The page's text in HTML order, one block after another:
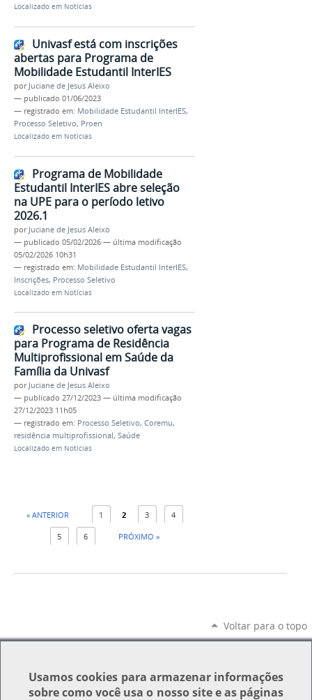
Localizado em Notícias
Univasf está com inscrições
abertas para Programa de
Mobilidade Estudantil InterIES
por Juciane de Jesus Aleixo
— publicado 01/06/2023
— registrado em: Mobilidade Estudantil InterIES,
Processo Seletivo, Proen
Localizado em Notícias
Programa de Mobilidade
Estudantil InterIES abre seleção
na UPE para o período letivo
2026.1
por Juciane de Jesus Aleixo
— publicado 05/02/2026 — última modificação
05/02/2026 10h31
— registrado em: Mobilidade Estudantil InterIES,
Inscrições, Processo Seletivo
Localizado em Notícias
Processo seletivo oferta vagas
para Programa de Residência
Multiprofissional em Saúde da
Família da Univasf
por Juciane de Jesus Aleixo
— publicado 27/12/2023 — última modificação
27/12/2023 11h05
— registrado em: Processo Seletivo, Coremu,
residência multiprofissional, Saúde
Localizado em Notícias
« ANTERIOR 1 2 3 4
5 6 PRÓXIMO »
Voltar para o topo
Usamoscookies para armazenar informações
sobre como você usa o nosso site e as páginas